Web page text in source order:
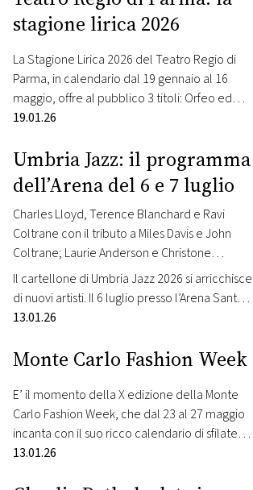
Festival 6 luglio Marostica 24 luglio Ostuni
Lo…
stagione lirica 2026
La Stagione Lirica 2026 del Teatro Regio di
Parma, in calendario dal 19 gennaio al 16
maggio, offre al pubblico 3 titoli: Orfeo ed
Euridice di Christoph Willibald Gluck, Norma di
Puccini ed è arricchita dal Concerto Regio
197 il 16 maggio. Radio Monte Carlo è radio
ufficiale Orfeo…
19.01.26
Umbria Jazz: il programma
dell’Arena del 6 e 7 luglio
Charles Lloyd, Terence Blanchard e Ravi
Coltrane con il tributo a Miles Davis e John
Coltrane; Laurie Anderson e Christone
“Kingfish” Ingram.
Il cartellone di Umbria Jazz 2026 si arricchisce
di nuovi artisti. Il 6 luglio presso l’Arena Santa
Giuliana a esibirsi sono Charles Lloyd con
Scott e Terence Blanchard/Ravi Coltrane:
Celebration” con Julian Pollack, Charles
Altura, David DJ Ginyard, Oscar Seaton. Il 7
luglio, sempre presso l’Arena Santa…
13.01.26
Monte Carlo Fashion Week
E’ il momento della X edizione della Monte
Carlo Fashion Week, che dal 23 al 27 maggio
incanta con il suo ricco calendario di sfilate
ed eventi. Si tratta della kermesse di
13.01.26